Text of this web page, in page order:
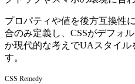
プロパティや値を後方互換性
合のみ定義し、CSSがデフォ
か現代的な考えでUAスタイル
す。
CSS Remedy